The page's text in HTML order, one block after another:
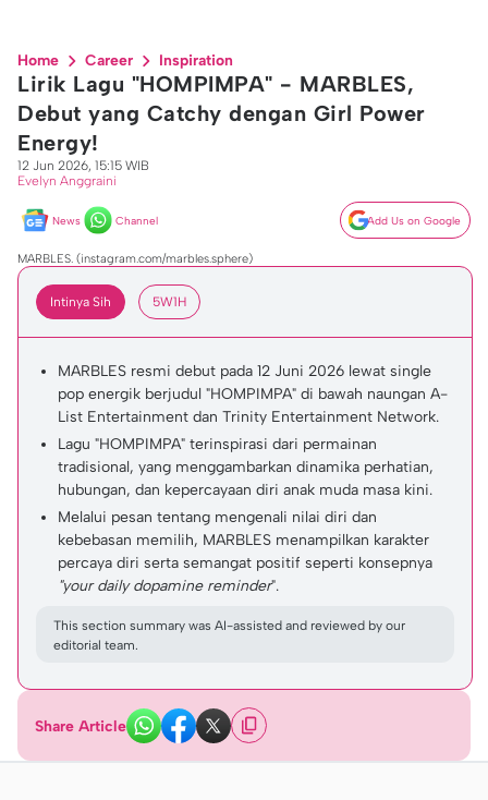
Home Career Inspiration
Lirik Lagu "HOMPIMPA" - MARBLES,
Debut yang Catchy dengan Girl Power
Energy!
12 Jun 2026, 15:15 WIB
Evelyn Anggraini
News Channel Add Us on Google
MARBLES. (instagram.com/marbles.sphere)
Intinya Sih 5W1H
MARBLES resmi debut pada 12 Juni 2026 lewat single
pop energik berjudul "HOMPIMPA" di bawah naungan A-
List Entertainment dan Trinity Entertainment Network.
Lagu "HOMPIMPA" terinspirasi dari permainan
tradisional, yang menggambarkan dinamika perhatian,
hubungan, dan kepercayaan diri anak muda masa kini.
Melalui pesan tentang mengenali nilai diri dan
kebebasan memilih, MARBLES menampilkan karakter
percaya diri serta semangat positif seperti konsepnya
"your daily dopamine reminder".
This section summary was AI-assisted and reviewed by our
editorial team.
Share Article